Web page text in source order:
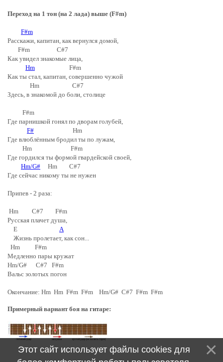
Переход на 1 тон (на 2 лада) выше (F#m)
F#m
Расскажи, капитан, как вернулся домой,
F#m C#7
Как увидел знакомые лица,
Hm F#m
Как ты стал, капитан, совершенно чужой
Hm C#7
Здесь, в знакомой до боли, столице
F#m
Где парнишкой гонял по дворам голубей,
F# Hm
Где влюблённым бродил ты по лужам,
Hm F#m
Где гордился ты формой гвардейской своей,
Hm/G# Hm C#7
Где сейчас никому ты не нужен
Припев - 2 раза:
Hm C#7 F#m
Русская плачет душа,
E A
Жизнь пролетает, как сон...
Hm F#m
Медленно пары кружат
Hm/G# C#7 F#m
Вальс золотых погон
Окончание: Hm Hm F#m F#m Hm/G# C#7 F#m F#m
Примерный вариант боя на гитаре:
Этот сайт использует файлы cookies для